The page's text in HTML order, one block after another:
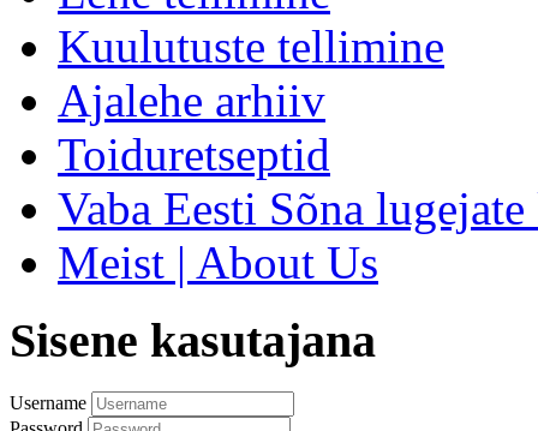
Kuulutuste tellimine
Ajalehe arhiiv
Toiduretseptid
Vaba Eesti Sõna
Meist | About Us
Sisene kasutajana
Username